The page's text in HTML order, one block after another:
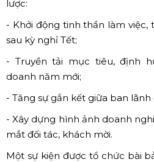
1. Vì sao doanh
chức sự kiện đầu
Tổ chức sự kiện đầu năm
gặp mặt đầu xuân mà còn
sau kỳ nghỉ Tết;